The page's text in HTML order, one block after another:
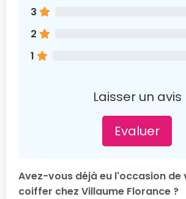
3
2
1
Laisser un avis
Evaluer
Avez-vous déjà eu l'occasion de
coiffer chez Villaume Florance ?